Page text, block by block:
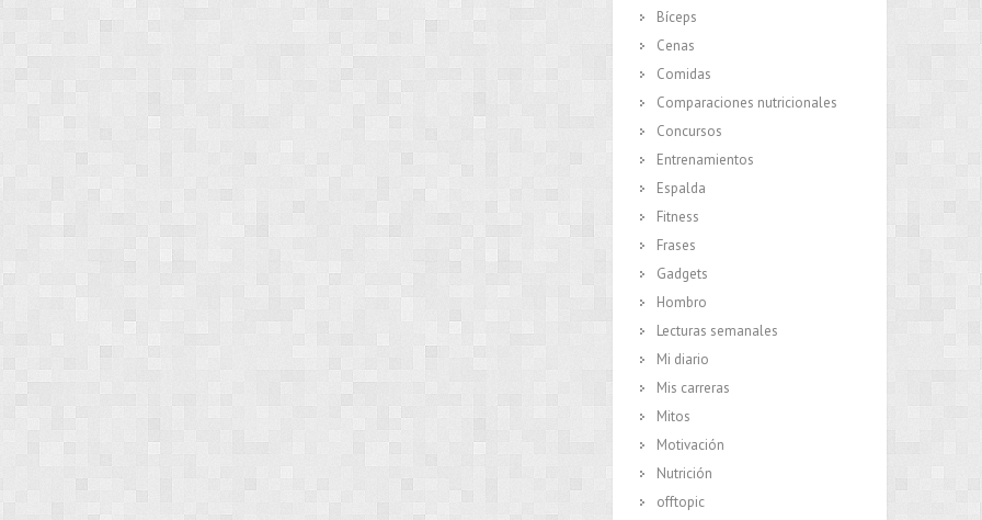
Bíceps
Cenas
Comidas
Comparaciones nutricionales
Concursos
Entrenamientos
Espalda
Fitness
Frases
Gadgets
Hombro
Lecturas semanales
Mi diario
Mis carreras
Mitos
Motivación
Nutrición
offtopic